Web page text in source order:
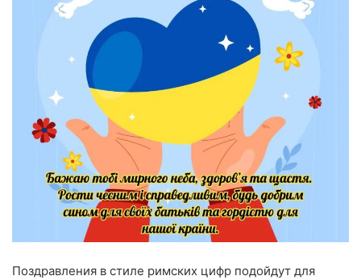
Поздравления в стиле римских цифр подойдут для